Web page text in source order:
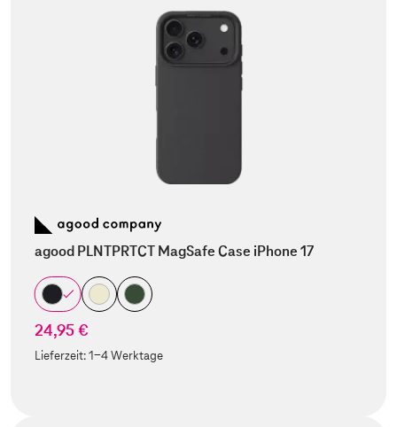
agood PLNTPRTCT MagSafe Case iPhone 17
24,95 €
Lieferzeit:1-4 Werktage